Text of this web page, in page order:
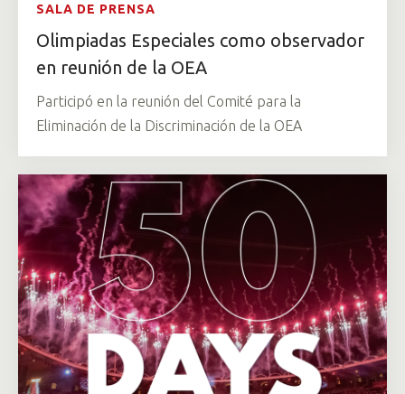
SALA DE PRENSA
Olimpiadas Especiales como observador
en reunión de la OEA
Participó en la reunión del Comité para la
Eliminación de la Discriminación de la OEA